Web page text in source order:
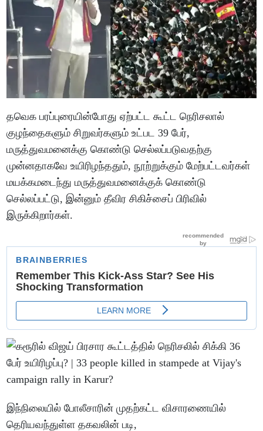
தவெக பரப்புரையின்போது ஏற்பட்ட கூட்ட நெரிசலால்
குழந்தைகளும் சிறுவர்களும் உட்பட 39 பேர்,
மருத்துவமனைக்கு கொண்டு செல்லப்படுவதற்கு
முன்னதாகவே உயிரிழந்ததும், நூற்றுக்கும் மேற்பட்டவர்கள்
மயக்கமடைந்து மருத்துவமனைக்குக் கொண்டு
செல்லப்பட்டு, இன்னும் தீவிர சிகிச்சைப் பிரிவில்
இருக்கிறார்கள்.
இந்நிலையில் போலீசாரின் முதற்கட்ட விசாரணையில்
தெரியவந்துள்ள தகவலின் படி,